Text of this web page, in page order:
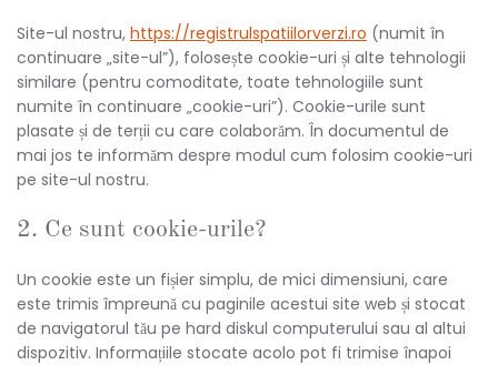
Site-ul nostru, https://registrulspatiilorverzi.ro (numit în
continuare „site-ul”), folosește cookie-uri și alte tehnologii
similare (pentru comoditate, toate tehnologiile sunt
numite în continuare „cookie-uri”). Cookie-urile sunt
plasate și de terții cu care colaborăm. În documentul de
mai jos te informăm despre modul cum folosim cookie-uri
pe site-ul nostru.
2. Ce sunt cookie-urile?
Un cookie este un fișier simplu, de mici dimensiuni, care
este trimis împreună cu paginile acestui site web și stocat
de navigatorul tău pe hard diskul computerului sau al altui
dispozitiv. Informațiile stocate acolo pot fi trimise înapoi